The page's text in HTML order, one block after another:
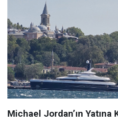
Michael Jordan’ın